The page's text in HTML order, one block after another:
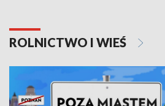
ROLNICTWO I WIEŚ